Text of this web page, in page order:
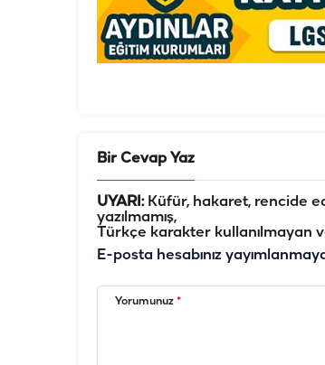
Bir Cevap Yaz
UYARI:Küfür, hakaret, rencide
yazılmamış,
Türkçe karakter kullanılmayan
E-posta hesabınız
Yorumunuz *